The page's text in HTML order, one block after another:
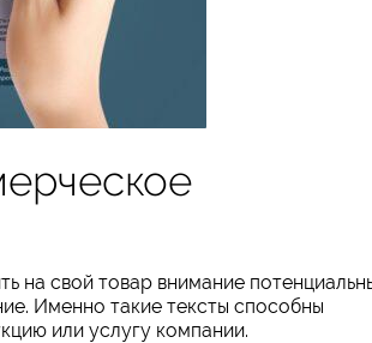
на свой товар внимание
Именно такие тексты способны
или услугу компании.